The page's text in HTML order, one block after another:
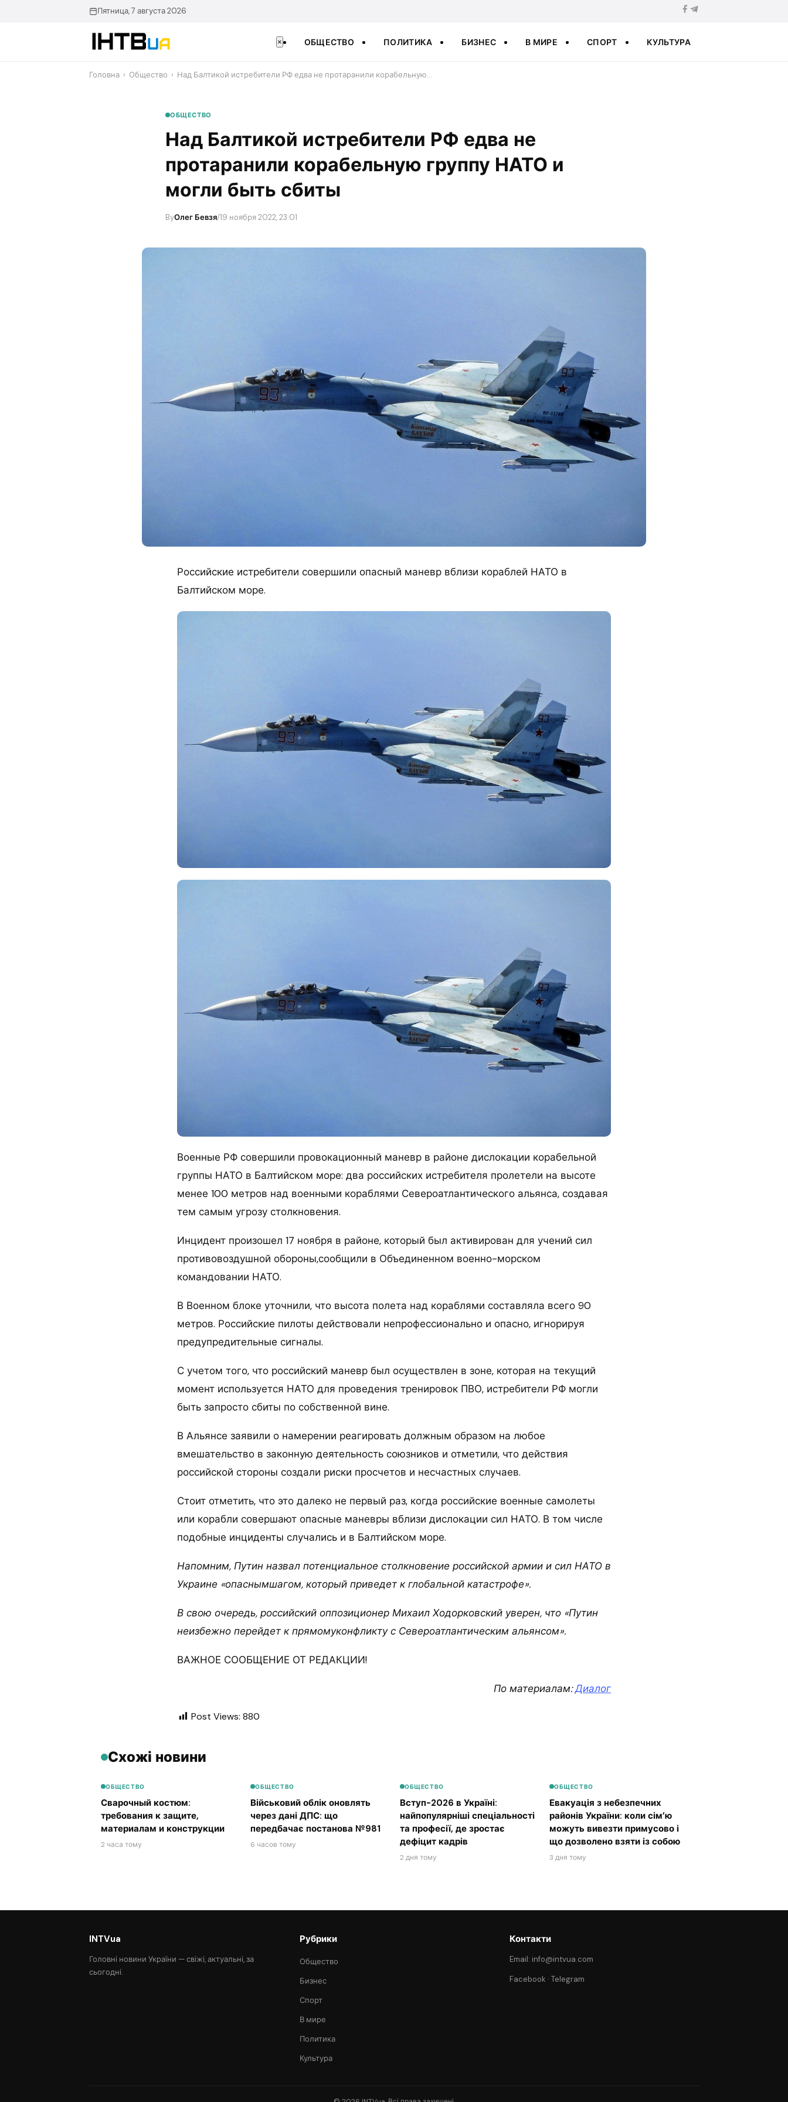
Пятница, 7 августа 2026
× ОБЩЕСТВО ПОЛИТИКА БИЗНЕС В МИРЕ СПОРТ КУЛЬТУРА
Головна › Общество › Над Балтикой истребители РФ едва не протаранили корабельную…
ОБЩЕСТВО
Над Балтикой истребители РФ едва не
протаранили корабельную группу НАТО и
могли быть сбиты
ByОлег Бевзя/19 ноября 2022, 23:01
Российские истребители совершили опасный маневр вблизи кораблей НАТО в
Балтийском море.
Военные РФ совершили провокационный маневр в районе дислокации корабельной
группы НАТО в Балтийском море: два российских истребителя пролетели на высоте
менее 100 метров над военными кораблями Североатлантического альянса, создавая
тем самым угрозу столкновения.
Инцидент произошел 17 ноября в районе, который был активирован для учений сил
противовоздушной обороны,сообщили в Объединенном военно-морском
командовании НАТО.
В Военном блоке уточнили, что высота полета над кораблями составляла всего 90
метров. Российские пилоты действовали непрофессионально и опасно, игнорируя
предупредительные сигналы.
С учетом того, что российский маневр был осуществлен в зоне, которая на текущий
момент используется НАТО для проведения тренировок ПВО, истребители РФ могли
быть запросто сбиты по собственной вине.
В Альянсе заявили о намерении реагировать должным образом на любое
вмешательство в законную деятельность союзников и отметили, что действия
российской стороны создали риски просчетов и несчастных случаев.
Стоит отметить, что это далеко не первый раз, когда российские военные самолеты
или корабли совершают опасные маневры вблизи дислокации сил НАТО. В том числе
подобные инциденты случались и в Балтийском море.
Напомним, Путин назвал потенциальное столкновение российской армии и сил НАТО в
Украине «опаснымшагом, который приведет к глобальной катастрофе».
В свою очередь, российский оппозиционер Михаил Ходорковский уверен, что «Путин
неизбежно перейдет к прямомуконфликту с Североатлантическим альянсом».
ВАЖНОЕ СООБЩЕНИЕ ОТ РЕДАКЦИИ!
По материалам:Диалог
Post Views: 880
Схожі новини
ОБЩЕСТВО
Сварочный костюм:
требования к защите,
материалам и конструкции
2 часа тому
ОБЩЕСТВО
Військовий облік оновлять
через дані ДПС: що
передбачає постанова №981
6 часов тому
ОБЩЕСТВО
Вступ-2026 в Україні:
найпопулярніші спеціальності
та професії, де зростає
дефіцит кадрів
2 дня тому
ОБЩЕСТВО
Евакуація з небезпечних
районів України: коли сім’ю
можуть вивезти примусово і
що дозволено взяти із собою
3 дня тому
INTVua
Головні новини України — свіжі, актуальні, за
сьогодні.
Рубрики
Общество
Бизнес
Спорт
В мире
Политика
Культура
Контакти
Email: info@intvua.com
Facebook ·Telegram